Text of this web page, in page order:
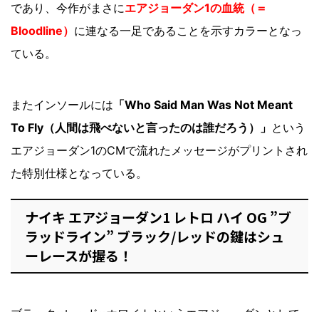
であり、今作がまさにエアジョーダン1の血統（＝
Bloodline） に連なる一足であることを示すカラーとなっ
ている。
またインソールには 「Who Said Man Was Not Meant
To Fly（人間は飛べないと言ったのは誰だろう）」 という
エアジョーダン1のCMで流れたメッセージがプリントされ
た特別仕様となっている。
ナイキ エアジョーダン1 レトロ ハイ OG ”ブ
ラッドライン” ブラック/レッドの鍵はシュ
ーレースが握る！